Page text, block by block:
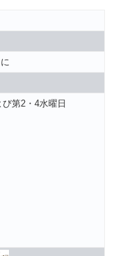
第2・4水曜日